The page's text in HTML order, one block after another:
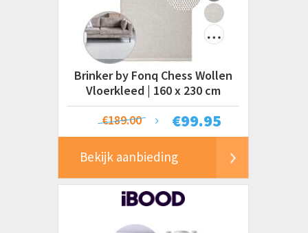
Brinker by Fonq Chess Wollen
Vloerkleed | 160 x 230 cm
€99.95
€189.00
Bekijk aanbieding